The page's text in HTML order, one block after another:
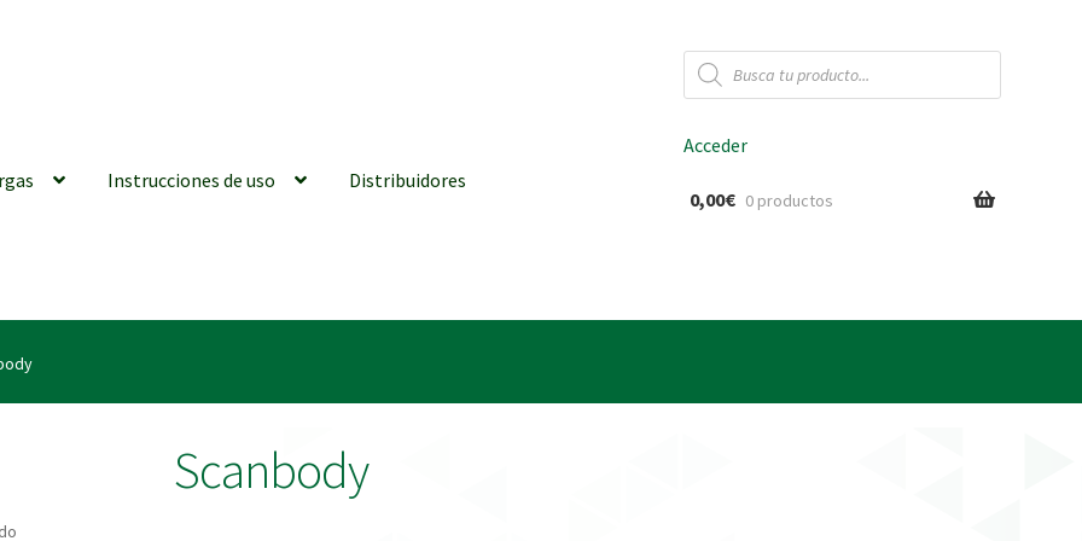
Búsqueda
de
productos
Instrucciones de uso Distribuidores
generales
| Tienda Online!
Acceder
0,00€ 0 productos
Scanbody